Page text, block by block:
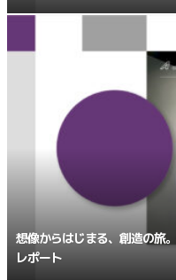
想像からはじまる、創造の旅
レポート